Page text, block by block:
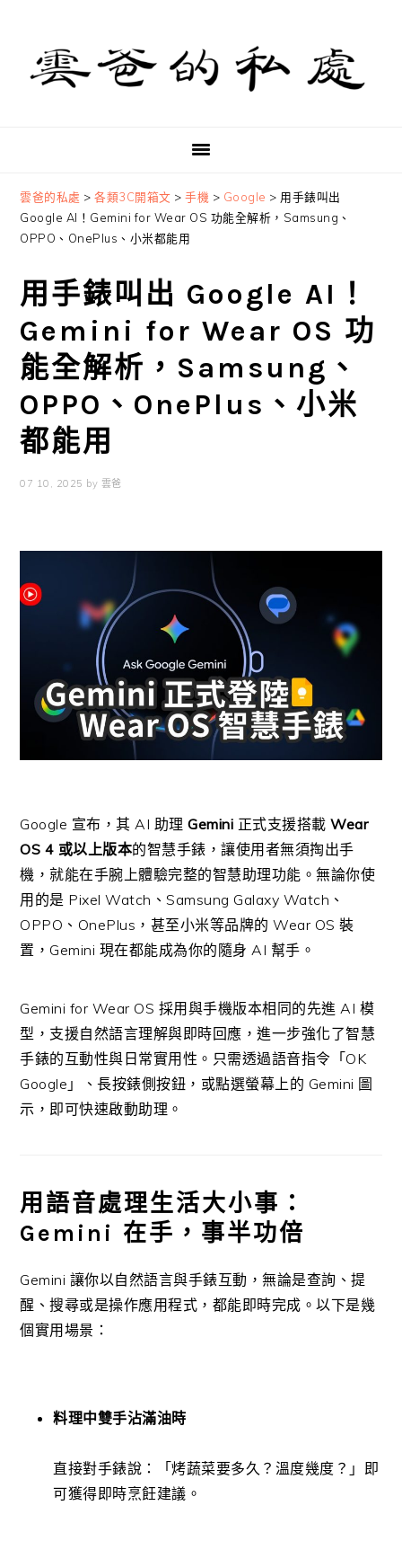
primary
navigation
content
primary
sidebar
雲爸的私處 >各類3C開箱文 >手機 > Google > 用手錶叫出
Google AI！Gemini for Wear OS 功能全解析，Samsung、
OPPO、OnePlus、小米都能用
用手錶叫出 Google AI！
Gemini for Wear OS 功
能全解析，Samsung、
OPPO、OnePlus、小米
都能用
07 10, 2025 by 雲爸
Google 宣布，其 AI 助理Gemini 正式支援搭載Wear
OS 4 或以上版本的智慧手錶，讓使用者無須掏出手
機，就能在手腕上體驗完整的智慧助理功能。無論你使
用的是 Pixel Watch、Samsung Galaxy Watch、
OPPO、OnePlus，甚至小米等品牌的 Wear OS 裝
置，Gemini 現在都能成為你的隨身 AI 幫手。
Gemini for Wear OS 採用與手機版本相同的先進 AI 模
型，支援自然語言理解與即時回應，進一步強化了智慧
手錶的互動性與日常實用性。只需透過語音指令「OK
Google」、長按錶側按鈕，或點選螢幕上的 Gemini 圖
示，即可快速啟動助理。
用語音處理生活大小事：
Gemini 在手，事半功倍
Gemini 讓你以自然語言與手錶互動，無論是查詢、提
醒、搜尋或是操作應用程式，都能即時完成。以下是幾
個實用場景：
料理中雙手沾滿油時
直接對手錶說：「烤蔬菜要多久？溫度幾度？」即
可獲得即時烹飪建議。